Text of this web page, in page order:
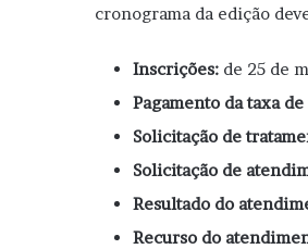
cronograma da edição
Inscrições: de 25 de
Pagamento da taxa
Solicitação de
Solicitação de
Resultado do
Recurso do